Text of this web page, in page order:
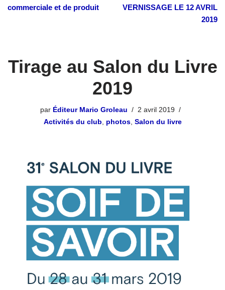
commerciale et de produit
VERNISSAGE LE 12 AVRIL
2019
Tirage au Salon du Livre
2019
par Éditeur Mario Groleau
2 avril 2019
Activités du club
photos, Salon du livre